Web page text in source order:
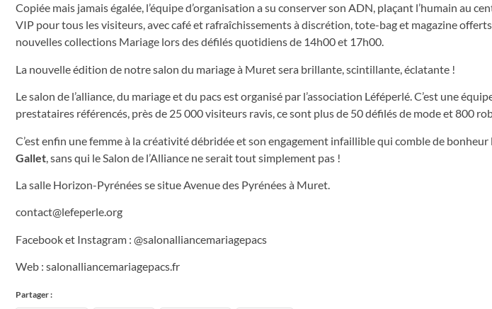
Copiée mais jamais égalée, l’équipe d’organisation a su conserver son ADN, plaçant l’humain au
VIP pour tous les visiteurs, avec café et rafraîchissements à discrétion, tote-bag et magazine
nouvelles collections Mariage lors des défilés quotidiens de 14h00 et 17h00.
La nouvelle édition de notre salon du mariage à Muret sera brillante, scintillante, éclatante !
Le salon de l’alliance, du mariage et du pacs est organisé par l’association Léféperlé. C’est une
prestataires référencés, près de 25 000 visiteurs ravis, ce sont plus de 50 défilés de mode et 800
C’est enfin une femme à la créativité débridée et son engagement infaillible qui comble de
Gallet , sans qui le Salon de l’Alliance ne serait tout simplement pas !
La salle Horizon-Pyrénées se situe Avenue des Pyrénées à Muret.
contact@lefeperle.org
Facebook et Instagram : @salonalliancemariagepacs
Web : salonalliancemariagepacs.fr
Partager :